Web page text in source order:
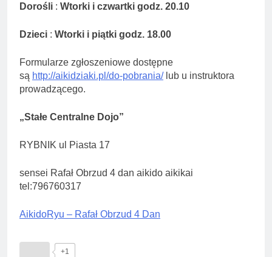
Dorośli : Wtorki i czwartki godz. 20.10
Dzieci : Wtorki i piątki godz. 18.00
Formularze zgłoszeniowe dostępne
są http://aikidziaki.pl/do-pobrania/lub u instruktora
prowadzącego.
„Stałe Centralne Dojo”
RYBNIK ul Piasta 17
sensei Rafał Obrzud 4 dan aikido aikikai
tel:796760317
AikidoRyu – Rafał Obrzud 4 Dan
+1